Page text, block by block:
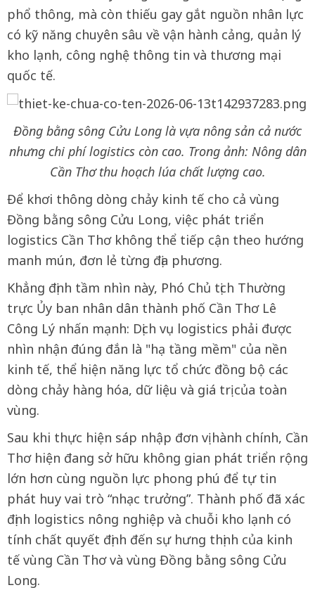
phổ thông, mà còn thiếu gay gắt nguồn nhân lực
có kỹ năng chuyên sâu về vận hành cảng, quản lý
kho lạnh, công nghệ thông tin và thương mại
quốc tế.
Đồng bằng sông Cửu Long là vựa nông sản cả nước
nhưng chi phí logistics còn cao. Trong ảnh: Nông dân
Cần Thơ thu hoạch lúa chất lượng cao.
Để khơi thông dòng chảy kinh tế cho cả vùng
Đồng bằng sông Cửu Long, việc phát triển
logistics Cần Thơ không thể tiếp cận theo hướng
manh mún, đơn lẻ từng địa phương.
Khẳng định tầm nhìn này, Phó Chủ tịch Thường
trực Ủy ban nhân dân thành phố Cần Thơ Lê
Công Lý nhấn mạnh: Dịch vụ logistics phải được
nhìn nhận đúng đắn là "hạ tầng mềm" của nền
kinh tế, thể hiện năng lực tổ chức đồng bộ các
dòng chảy hàng hóa, dữ liệu và giá trị của toàn
vùng.
Sau khi thực hiện sáp nhập đơn vị hành chính, Cần
Thơ hiện đang sở hữu không gian phát triển rộng
lớn hơn cùng nguồn lực phong phú để tự tin
phát huy vai trò “nhạc trưởng”. Thành phố đã xác
định logistics nông nghiệp và chuỗi kho lạnh có
tính chất quyết định đến sự hưng thịnh của kinh
tế vùng Cần Thơ và vùng Đồng bằng sông Cửu
Long.